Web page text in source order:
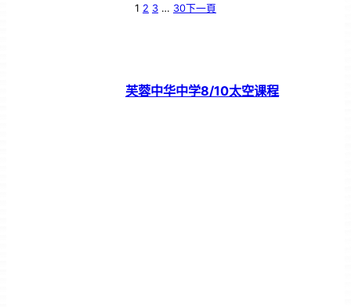
1 2 3 … 30下一頁
芙蓉中华中学8/10太空课程